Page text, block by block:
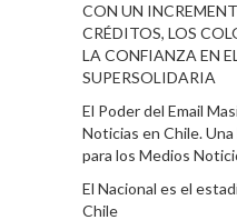
CON UN
CRÉDITOS, LOS
LA CONFIANZA EN
SUPERSOLIDARIA
El Poder del Email
Noticias en Chile.
para los Medios
El Nacional es el
Chile